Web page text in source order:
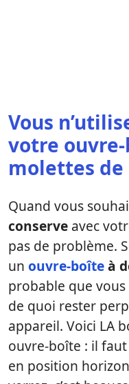
Vous
votre
molettes
Quand vous
conserve avec
pas de problème.
un ouvre-boîteà
probable que vous
de quoi rester
appareil. Voici LA
ouvre-boîte : il
en position